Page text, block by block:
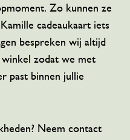
Zo kunnen ze
cadeaukaart iets
bespreken wij altijd
zodat we met
past binnen jullie
Neem contact